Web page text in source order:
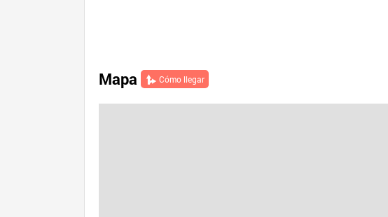
Mapa Cómo llegar